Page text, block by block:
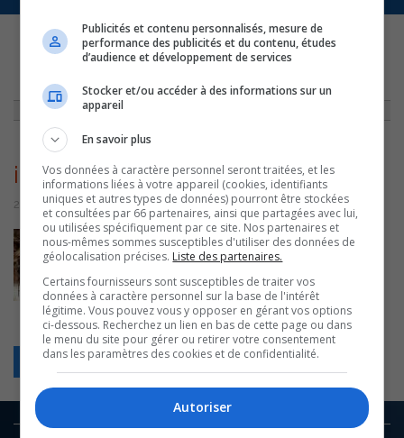
IMAGES-1
images-1
27 septembre 2016 | Par Équipe CJSO
Retour
Publicités et contenu personnalisés, mesure de
performance des publicités et du contenu, études
d’audience et développement de services
Stocker et/ou accéder à des informations sur un
appareil
En savoir plus
Vos données à caractère personnel seront traitées, et les
informations liées à votre appareil (cookies, identifiants
uniques et autres types de données) pourront être stockées
et consultées par 66 partenaires, ainsi que partagées avec lui,
ou utilisées spécifiquement par ce site. Nos partenaires et
nous-mêmes sommes susceptibles d'utiliser des données de
géolocalisation précises. Liste des partenaires.
Certains fournisseurs sont susceptibles de traiter vos
données à caractère personnel sur la base de l'intérêt
légitime. Vous pouvez vous y opposer en gérant vos options
ci-dessous. Recherchez un lien en bas de cette page ou dans
le menu du site pour gérer ou retirer votre consentement
dans les paramètres des cookies et de confidentialité.
Autoriser